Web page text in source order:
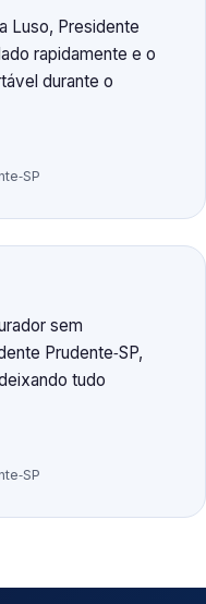
Luso, Presidente
rapidamente e o
durante o
sem
Prudente‑SP,
tudo